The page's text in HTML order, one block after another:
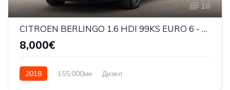
10
CITROEN BERLINGO 1.6 HDI 99KS EURO 6 - 2018G
8,000€
2018 155,000км Дизел